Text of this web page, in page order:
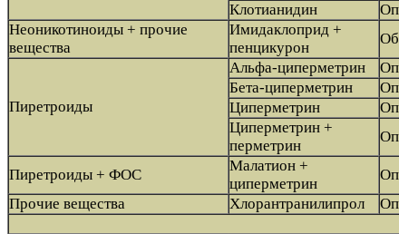
Клотианидин
Неоникотиноиды + прочие
вещества
Имидаклоприд +
пенцикурон
Пиретроиды
Альфа-циперметрин
Бета-циперметрин
Циперметрин
Циперметрин +
перметрин
Пиретроиды + ФОС
Малатион +
циперметрин
Прочие вещества
Хлорантранилипрол